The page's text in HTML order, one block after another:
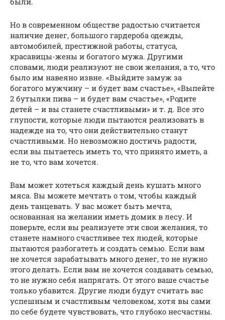
Но в современном обществе радостью считается
наличие денег, большого гардероба одежды,
автомобилей, престижной работы, статуса,
красавицы-жены и богатого мужа. Другими
словами, люди реализуют не свои желания, а то, что
было им навеяно извне. «Выйдите замуж за
богатого мужчину – и будет вам счастье», «Выпейте
2 бутылки пива – и будет вам счастье», «Родите
детей – и вы станете счастливыми» и т. д. Все это
глупости, которые люди пытаются реализовать в
надежде на то, что они действительно станут
счастливыми. Но невозможно достичь радости,
если вы пытаетесь иметь то, что принято иметь, а
не то, что вам хочется.
Вам может хотеться каждый день кушать много
мяса. Вы можете мечтать о том, чтобы каждый
день танцевать. У вас может быть мечта,
основанная на желании иметь домик в лесу. И
поверьте, если вы реализуете эти свои желания, то
станете намного счастливее тех людей, которые
пытаются разбогатеть и создать семью. Если вам
не хочется зарабатывать много денег, то не нужно
этого делать. Если вам не хочется создавать семью,
то не нужно себя напрягать. От этого ваше счастье
только убавится. Другие люди будут считать вас
успешным и счастливым человеком, хотя вы сами
по себе будете чувствовать, что глубоко несчастны.